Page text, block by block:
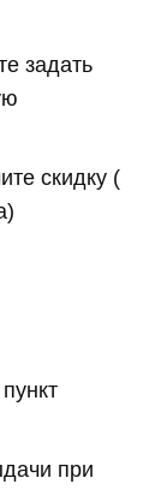
задать
скидку (
при